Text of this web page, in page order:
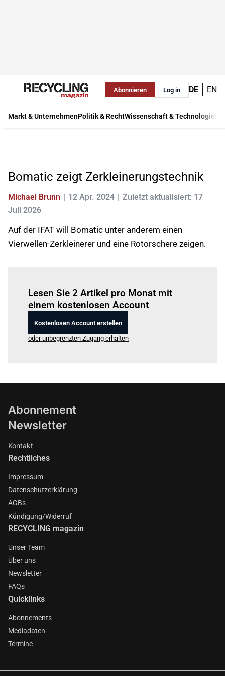
Abonnieren Log in DE EN
Markt & UnternehmenPolitik & RechtWissenschaft & Technologie
Bomatic zeigt Zerkleinerungstechnik
Michael Brunn 12 Apr. 2024
Zuletzt aktualisiert: 17
Juli 2026
Auf der IFAT will Bomatic unter anderem einen
Vierwellen-Zerkleinerer und eine Rotorschere zeigen.
Lesen Sie 2 Artikel pro Monat mit
einem kostenlosen Account
Kostenlosen Account erstellen
oder unbegrenzten Zugang erhalten
Abonnement
Newsletter
Kontakt
Rechtliches
Impressum
Datenschutzerklärung
AGBs
Kündigung/Widerruf
RECYCLING magazin
Unser Team
Über uns
Newsletter
FAQs
Quicklinks
Abonnements
Mediadaten
Termine